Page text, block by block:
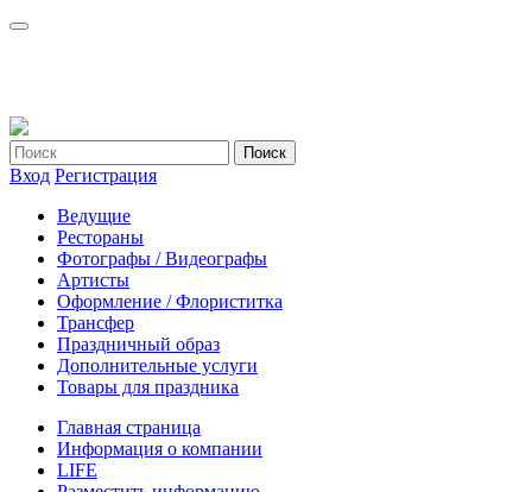
Вход Регистрация
Ведущие
Рестораны
Фотографы / Видеографы
Артисты
Оформление / Флориститка
Трансфер
Праздничный образ
Дополнительные услуги
Товары для праздника
Главная страница
Информация о компании
LIFE